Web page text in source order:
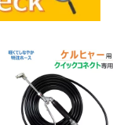
ラー (A) ＆ ボールコック
付 KARCHER 高圧洗浄